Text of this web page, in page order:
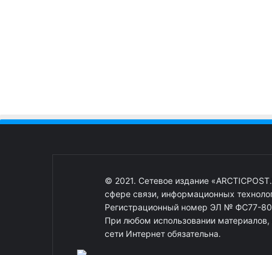
© 2021. Сетевое издание
сфере связи, информационных
Регистрационный номер ЭЛ № ФС77-
При любом использовании
сети Интернет обязательна.